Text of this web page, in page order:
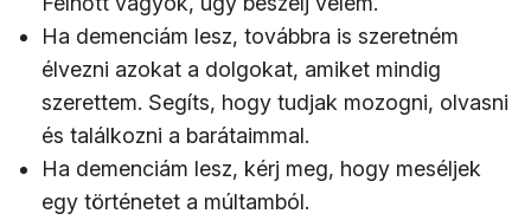
Ha demenciám lesz, továbbra is szeretném
élvezni azokat a dolgokat, amiket mindig
szerettem. Segíts, hogy tudjak mozogni, olvasni
és találkozni a barátaimmal.
Ha demenciám lesz, kérj meg, hogy meséljek
egy történetet a múltamból.